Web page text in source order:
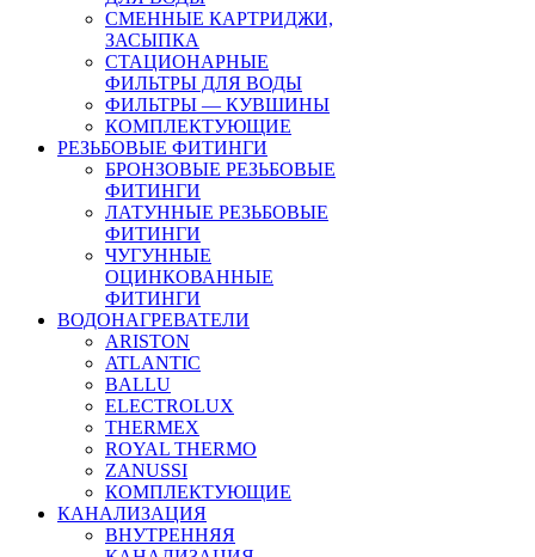
СМЕННЫЕ КАРТРИДЖИ,
ЗАСЫПКА
СТАЦИОНАРНЫЕ
ФИЛЬТРЫ ДЛЯ ВОДЫ
ФИЛЬТРЫ — КУВШИНЫ
КОМПЛЕКТУЮЩИЕ
РЕЗЬБОВЫЕ ФИТИНГИ
БРОНЗОВЫЕ РЕЗЬБОВЫЕ
ФИТИНГИ
ЛАТУННЫЕ РЕЗЬБОВЫЕ
ФИТИНГИ
ЧУГУННЫЕ
ОЦИНКОВАННЫЕ
ФИТИНГИ
ВОДОНАГРЕВАТЕЛИ
ARISTON
ATLANTIC
BALLU
ELECTROLUX
THERMEX
ROYAL THERMO
ZANUSSI
КОМПЛЕКТУЮЩИЕ
КАНАЛИЗАЦИЯ
ВНУТРЕННЯЯ